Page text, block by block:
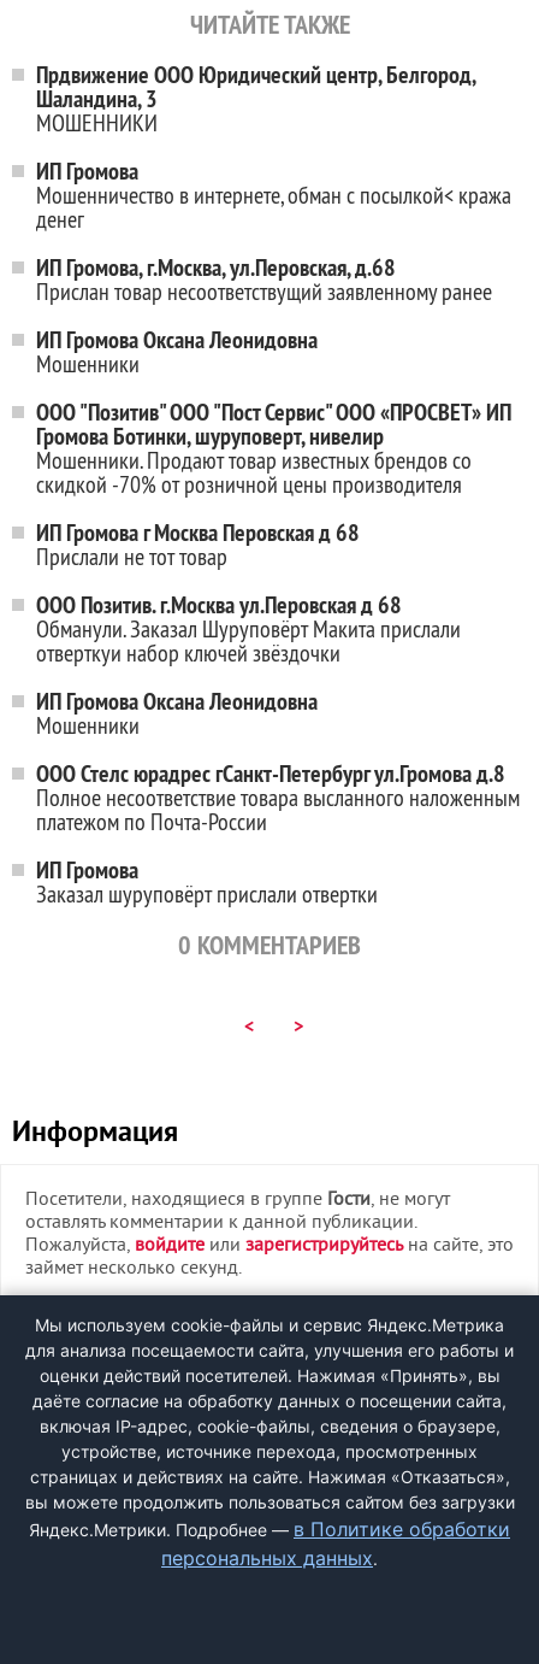
ЧИТАЙТЕ ТАКЖЕ
Прдвижение ООО Юридический центр, Белгород,
Шаландина, 3
МОШЕННИКИ
ИП Громова
Мошенничество в интернете, обман с посылкой< кража
денег
ИП Громова, г.Москва, ул.Перовская, д.68
Прислан товар несоответствущий заявленному ранее
ИП Громова Оксана Леонидовна
Мошенники
ООО "Позитив" ООО "Пост Сервис" ООО «ПРОСВЕТ» ИП
Громова Ботинки, шуруповерт, нивелир
Мошенники. Продают товар известных брендов со
скидкой -70% от розничной цены производителя
ИП Громова г Москва Перовская д 68
Прислали не тот товар
ООО Позитив. г.Москва ул.Перовская д 68
Обманули. Заказал Шуруповёрт Макита прислали
отверткуи набор ключей звёздочки
ИП Громова Оксана Леонидовна
Мошенники
ООО Стелс юрадрес гСанкт-Петербург ул.Громова д.8
Полное несоответствие товара высланного наложенным
платежом по Почта-России
ИП Громова
Заказал шуруповёрт прислали отвертки
0 КОММЕНТАРИЕВ
< >
Информация
Посетители, находящиеся в группе Гости, не могут
оставлять комментарии к данной публикации.
Пожалуйста, войдите или зарегистрируйтесьна сайте, это
займет несколько секунд.
ВХОД
РЕГИСТРАЦИЯ
Быстрая регистрациячерез соцсети:
Мы используем cookie-файлы и сервис Яндекс.Метрика
для анализа посещаемости сайта, улучшения его работы и
оценки действий посетителей. Нажимая «Принять», вы
даёте согласие на обработку данных о посещении сайта,
включая IP-адрес, cookie-файлы, сведения о браузере,
устройстве, источнике перехода, просмотренных
страницах и действиях на сайте. Нажимая «Отказаться»,
вы можете продолжить пользоваться сайтом без загрузки
Яндекс.Метрики. Подробнее — в Политике обработки
персональных данных.